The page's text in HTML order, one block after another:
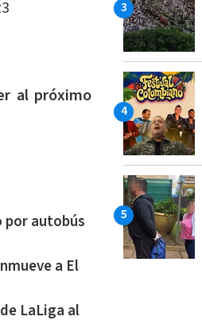
al próximo
autobús
a El
LaLiga al